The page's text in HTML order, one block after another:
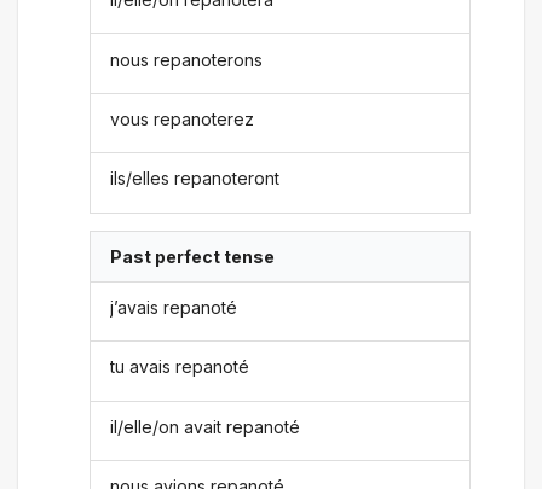
nous repanoterons
vous repanoterez
ils/elles repanoteront
Past perfect tense
j’avais repanoté
tu avais repanoté
il/elle/on avait repanoté